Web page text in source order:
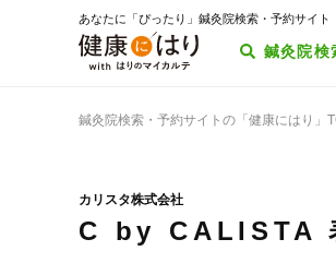
あなたに「ぴったり」鍼灸院検索・予約サイト
鍼灸院検
鍼灸院検索・予約サイトの「健康にはり」
カリスタ株式会社
C by CALISTA